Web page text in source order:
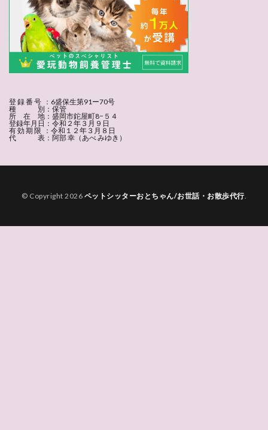
登 録 番 号 ：6盛保生第91ー70号
種 別：保管
所 在 地：盛岡市鉈屋町8−５４
登録年月日：令和２年３月９日
有 効 期 限 ：令和１２年３月８日
代 表：阿部 幸（あべ みゆき）
© Copyright 2026 ペットシッターおとちゃん/お世話・お散歩代行.